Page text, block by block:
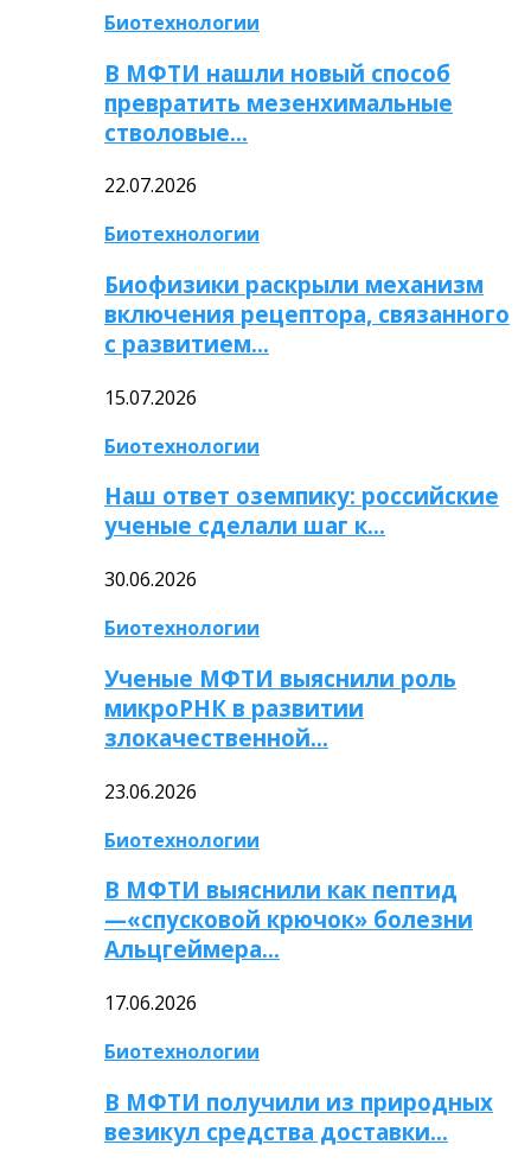
Биотехнологии
В МФТИ нашли новый способ
превратить мезенхимальные
стволовые…
22.07.2026
Биотехнологии
Биофизики раскрыли механизм
включения рецептора, связанного
с развитием…
15.07.2026
Биотехнологии
Наш ответ оземпику: российские
ученые сделали шаг к…
30.06.2026
Биотехнологии
Ученые МФТИ выяснили роль
микроРНК в развитии
злокачественной…
23.06.2026
Биотехнологии
В МФТИ выяснили как пептид
—«спусковой крючок» болезни
Альцгеймера…
17.06.2026
Биотехнологии
В МФТИ получили из природных
везикул средства доставки…